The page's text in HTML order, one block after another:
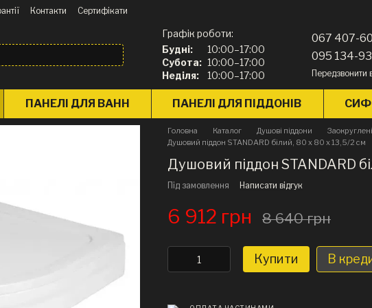
Контакти
Сертифікати
Графік роботи:
Будні:
10:00–17:00
Субота: 10:00–17:00
Неділя:
10:00–17:00
067 407-
095 134-
Передзвонити
ПАНЕЛІ ДЛЯ ВАНН ПАНЕЛІ ДЛЯ ПІДДОНІВ
Головна Каталог Душові піддони
Душовий піддон STANDARD білий, 80 x 80 х 13,5/2 см
Душовий піддон STANDARD
Під замовлення Написати відгук
6 912 грн 8 640 грн
Купити В